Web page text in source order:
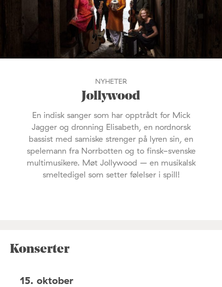
NYHETER
Jollywood
En indisk sanger som har opptrådt for Mick
Jagger og dronning Elisabeth, en nordnorsk
bassist med samiske strenger på lyren sin, en
spelemann fra Norrbotten og to finsk-svenske
multimusikere. Møt Jollywood – en musikalsk
smeltedigel som setter følelser i spill!
Konserter
15. oktober